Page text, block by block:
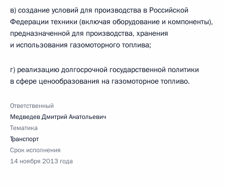
в) создание условий для производства в Российской
Федерации техники (включая оборудование и компоненты),
предназначенной для производства, хранения
и использования газомоторного топлива;
г) реализацию долгосрочной государственной политики
в сфере ценообразования на газомоторное топливо.
Ответственный
Медведев Дмитрий Анатольевич
Тематика
Транспорт
Срок исполнения
14 ноября 2013 года